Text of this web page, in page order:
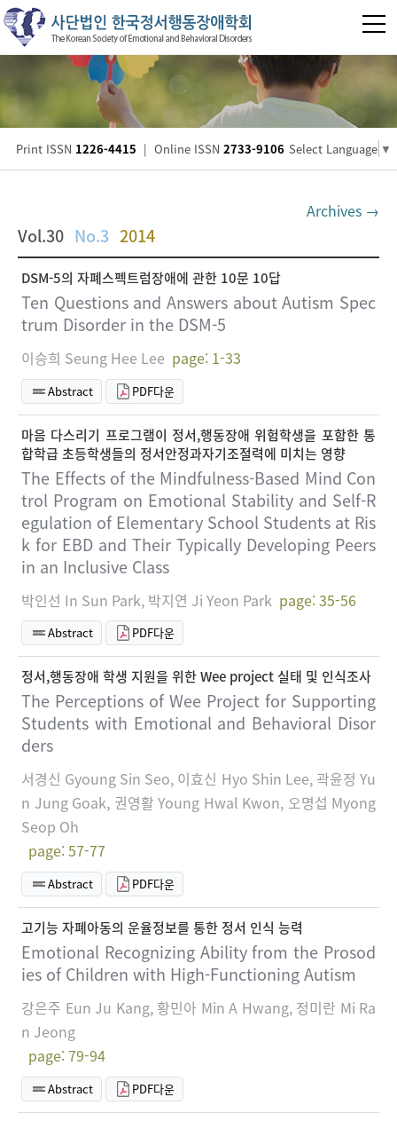
Print ISSN 1226-4415 | Online ISSN 2733-9106 Select Language ▼
Archives →
Vol.30 No.3 2014
DSM-5의 자폐스펙트럼장애에 관한 10문 10답
Ten Questions and Answers about Autism Spec
trum Disorder in the DSM-5
이승희 Seung Hee Lee page: 1-33
Abstract PDF다운
마음 다스리기 프로그램이 정서,행동장애 위험학생을 포함한 통
합학급 초등학생들의 정서안정과자기조절력에 미치는 영향
The Effects of the Mindfulness-Based Mind Con
trol Program on Emotional Stability and Self-R
egulation of Elementary School Students at Ris
k for EBD and Their Typically Developing Peers
in an Inclusive Class
박인선 In Sun Park, 박지연 Ji Yeon Park page: 35-56
Abstract PDF다운
정서,행동장애 학생 지원을 위한 Wee project 실태 및 인식조사
The Perceptions of Wee Project for Supporting
Students with Emotional and Behavioral Disor
ders
서경신 Gyoung Sin Seo, 이효신 Hyo Shin Lee, 곽윤정 Yu
n Jung Goak, 권영활 Young Hwal Kwon, 오명섭 Myong
Seop Oh
page: 57-77
Abstract PDF다운
고기능 자폐아동의 운율정보를 통한 정서 인식 능력
Emotional Recognizing Ability from the Prosod
ies of Children with High-Functioning Autism
강은주 Eun Ju Kang, 황민아 Min A Hwang, 정미란 Mi Ra
n Jeong
page: 79-94
Abstract PDF다운